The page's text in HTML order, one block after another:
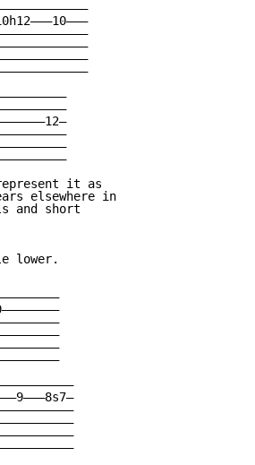
it as
elsewhere in
and short
lower.